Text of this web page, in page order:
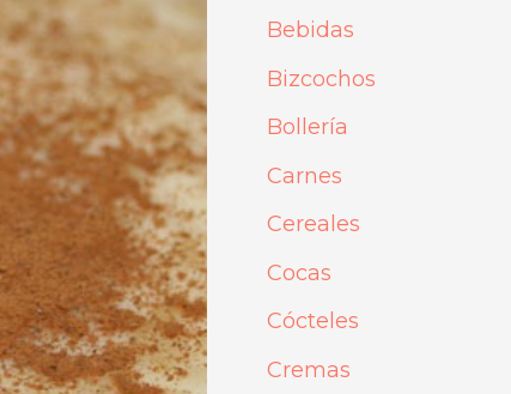
p
Bebidas
Bizcochos
Bollería
Carnes
Cereales
Cocas
Cócteles
Cremas